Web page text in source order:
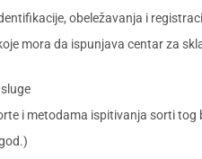
obeležavanja i
mora da ispunjava centar za
i metodama ispitivanja sorti tog